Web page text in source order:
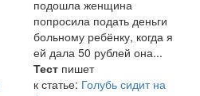
подошла женщина
попросила подать деньги
больному ребёнку, когда я
ей дала 50 рублей она...
Тест пишет
к статье: Голубь сидит на